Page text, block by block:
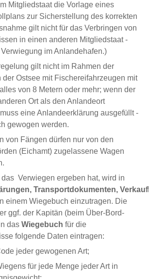
Mitgliedstaat die Vorlage eines
zur Sicherstellung des korrekten
gilt nicht für das Verbringen von
in einen anderen Mitgliedstaat -
im Anlandehafen.)
gilt nicht im Rahmen der
der Ostsee mit Fischereifahrzeugen mit
von 8 Metern oder mehr; wenn der
Ort als den Anlandeort
eine Anlandeerklärung ausgefüllt -
gewogen werden.
von Fängen dürfen nur von den
(Eichamt) zugelassene Wagen
Verwiegen ergeben hat, wird in
Transportdokumenten,
einem Wiegebuch einzutragen. Die
ggf. der Kapitän (beim Über-Bord-
das Wiegebuch für die
folgende Daten eintragen:
jeder gewogenen Art;
für jede Menge jeder Art in